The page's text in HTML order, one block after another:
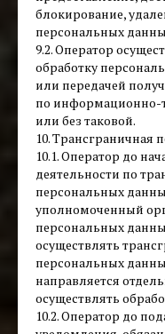
блокирование,
персональных
9.2. Оператор
обработку
или передачей
по информационно-
или без таковой.
10. Трансграничная
10.1. Оператор до
деятельности по
персональных
уполномоченный
персональных
осуществлять
персональных
направляется
осуществлять
10.2. Оператор до